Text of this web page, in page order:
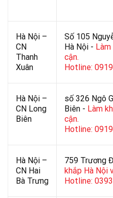
Hà Nội –
CN
Thanh
Xuân
Số 105
Hà Nội -
cận.
Hotline:
Hà Nội –
CN Long
Biên
số 326 Ngô
Biên - Làm
cận.
Hotline:
Hà Nội –
CN Hai
Bà Trưng
759 Trương
khắp Hà Nội
Hotline: